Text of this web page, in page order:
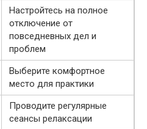
Настройтесь на полное
отключение от
повседневных дел и
проблем
Выберите комфортное
место для практики
Проводите регулярные
сеансы релаксации